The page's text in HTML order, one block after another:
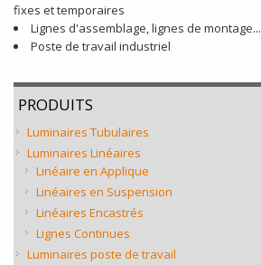
fixes et temporaires
Lignes d'assemblage, lignes de montage...
Poste de travail industriel
PRODUITS
Luminaires Tubulaires
Luminaires Linéaires
Linéaire en Applique
Linéaires en Suspension
Linéaires Encastrés
Lignes Continues
Luminaires poste de travail